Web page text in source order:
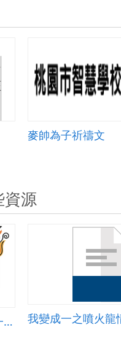
麥帥為子祈禱文
資源
生命教育&mdash;我變成一隻噴火龍